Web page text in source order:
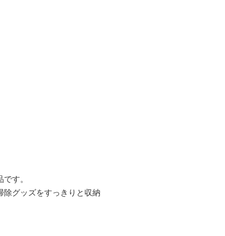
す。
グッズをすっきりと収納